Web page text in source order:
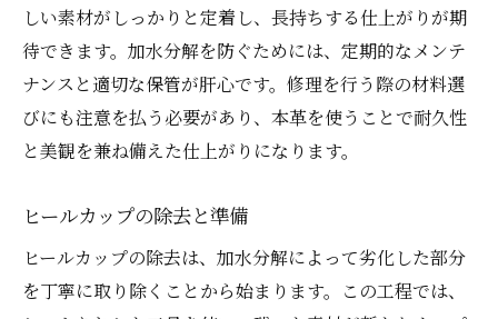
しい素材がしっかりと定着し、長持ちする仕上がりが期
待できます。加水分解を防ぐためには、定期的なメンテ
ナンスと適切な保管が肝心です。修理を行う際の材料選
びにも注意を払う必要があり、本革を使うことで耐久性
と美観を兼ね備えた仕上がりになります。
ヒールカップの除去と準備
ヒールカップの除去は、加水分解によって劣化した部分
を丁寧に取り除くことから始まります。この工程では、